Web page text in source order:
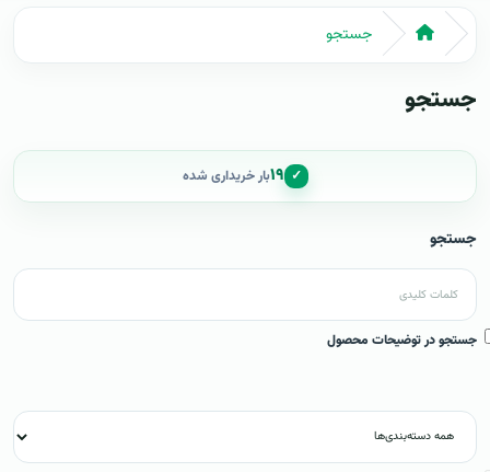
جستجو
جستجو
✓ ۱۹بار خریداری شده
جستجو
جستجو در توضیحات محصول